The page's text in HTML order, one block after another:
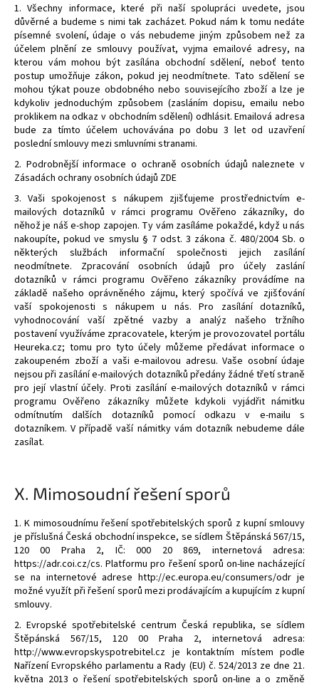
1. Všechny informace, které při naší spolupráci uvedete, jsou
důvěrné a budeme s nimi tak zacházet. Pokud nám k tomu nedáte
písemné svolení, údaje o vás nebudeme jiným způsobem než za
účelem plnění ze smlouvy používat, vyjma emailové adresy, na
kterou vám mohou být zasílána obchodní sdělení, neboť tento
postup umožňuje zákon, pokud jej neodmítnete. Tato sdělení se
mohou týkat pouze obdobného nebo souvisejícího zboží a lze je
kdykoliv jednoduchým způsobem (zasláním dopisu, emailu nebo
proklikem na odkaz v obchodním sdělení) odhlásit. Emailová adresa
bude za tímto účelem uchovávána po dobu 3 let od uzavření
poslední smlouvy mezi smluvními stranami.
2. Podrobnější informace o ochraně osobních údajů naleznete v
Zásadách ochrany osobních údajů ZDE
3. Vaši spokojenost s nákupem zjišťujeme prostřednictvím e-
mailových dotazníků v rámci programu Ověřeno zákazníky, do
něhož je náš e-shop zapojen. Ty vám zasíláme pokaždé, když u nás
nakoupíte, pokud ve smyslu § 7 odst. 3 zákona č. 480/2004 Sb. o
některých službách informační společnosti jejich zasílání
neodmítnete. Zpracování osobních údajů pro účely zaslání
dotazníků v rámci programu Ověřeno zákazníky provádíme na
základě našeho oprávněného zájmu, který spočívá ve zjišťování
vaší spokojenosti s nákupem u nás. Pro zasílání dotazníků,
vyhodnocování vaší zpětné vazby a analýz našeho tržního
postavení využíváme zpracovatele, kterým je provozovatel portálu
Heureka.cz; tomu pro tyto účely můžeme předávat informace o
zakoupeném zboží a vaši e-mailovou adresu. Vaše osobní údaje
nejsou při zasílání e-mailových dotazníků předány žádné třetí straně
pro její vlastní účely. Proti zasílání e-mailových dotazníků v rámci
programu Ověřeno zákazníky můžete kdykoli vyjádřit námitku
odmítnutím dalších dotazníků pomocí odkazu v e-mailu s
dotazníkem. V případě vaší námitky vám dotazník nebudeme dále
zasílat.
X. Mimosoudní řešení sporů
1. K mimosoudnímu řešení spotřebitelských sporů z kupní smlouvy
je příslušná Česká obchodní inspekce, se sídlem Štěpánská 567/15,
120 00 Praha 2, IČ: 000 20 869, internetová adresa:
https://adr.coi.cz/cs. Platformu pro řešení sporů on-line nacházející
se na internetové adrese http://ec.europa.eu/consumers/odr je
možné využít při řešení sporů mezi prodávajícím a kupujícím z kupní
smlouvy.
2. Evropské spotřebitelské centrum Česká republika, se sídlem
Štěpánská 567/15, 120 00 Praha 2, internetová adresa:
http://www.evropskyspotrebitel.cz je kontaktním místem podle
Nařízení Evropského parlamentu a Rady (EU) č. 524/2013 ze dne 21.
května 2013 o řešení spotřebitelských sporů on-line a o změně